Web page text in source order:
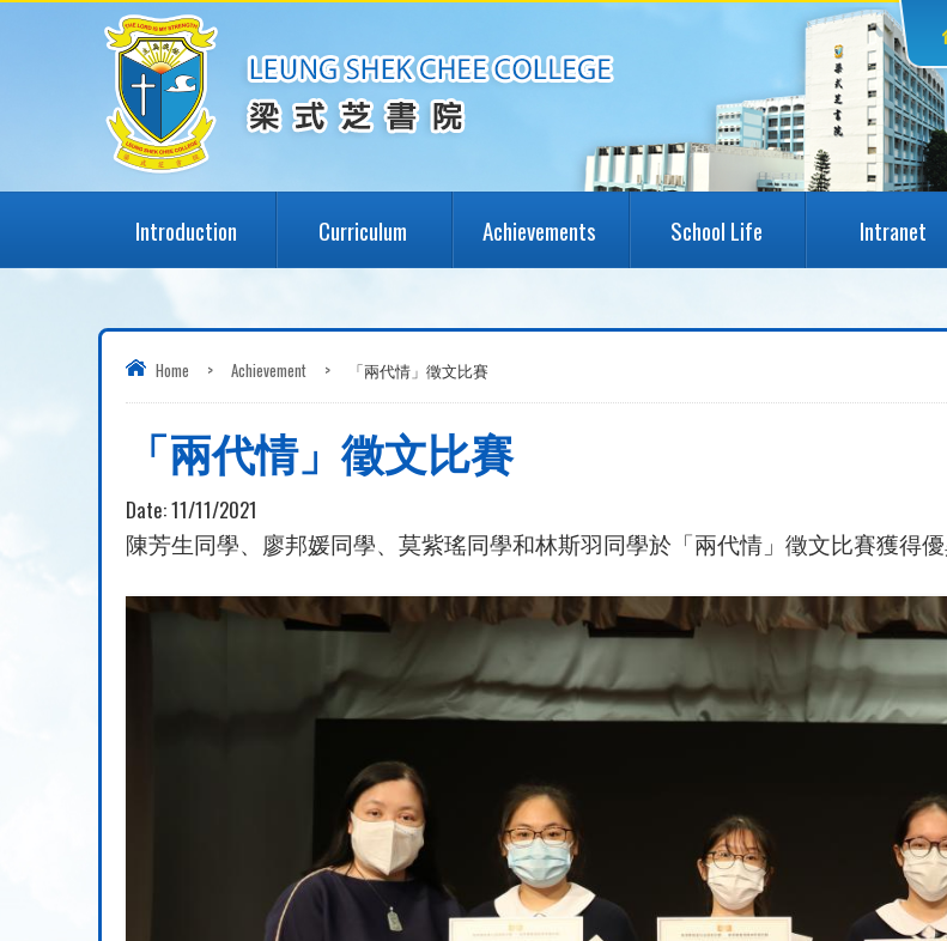
Introduction Curriculum Achievements School Life Intranet
Home > Achievement > 「兩代情」徵文比賽
「兩代情」徵文比賽
Date:11/11/2021
陳芳生同學、廖邦媛同學、莫紫瑤同學和林斯羽同學於「兩代情」徵文比賽獲得優